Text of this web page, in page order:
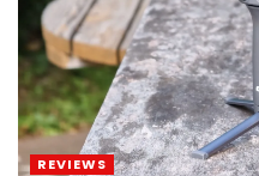
REVIEWS